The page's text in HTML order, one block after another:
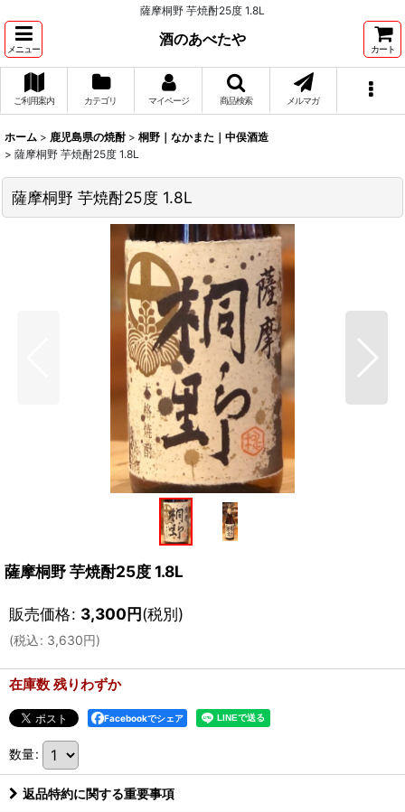
薩摩桐野 芋焼酎25度 1.8L
メニュー
酒のあべたや
カート
ご利用案内 カテゴリ マイページ 商品検索 メルマガ
ホーム > 鹿児島県の焼酎 > 桐野｜なかまた｜中俣酒造
> 薩摩桐野 芋焼酎25度 1.8L
薩摩桐野 芋焼酎25度 1.8L
薩摩桐野 芋焼酎25度 1.8L
販売価格: 3,300円(税別)
(税込: 3,630円)
在庫数 残りわずか
Facebookでシェア
数量:
返品特約に関する重要事項